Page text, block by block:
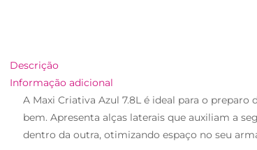
Descrição
Informação adicional
A Maxi Criativa Azul 7.8L é ideal para o
bem. Apresenta alças laterais que auxiliam a
dentro da outra, otimizando espaço no seu